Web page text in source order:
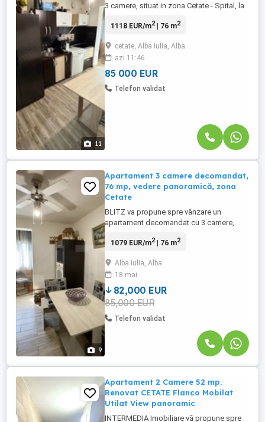
11
3 camere, situat in zona Cetate - Spital, la
Apartamentul are o suprafata utila de
compartimentare practica si luminoasa.
Compartimentare: Living spatios,
bucatarie, 2 dormitoare , hol, ...
1118 EUR/m2| 76 m2
cetate, Alba Iulia, Alba
azi 11:46
85 000 EUR
Telefon validat
9
Apartament 3 camere decomandat,
76 mp, vedere panoramică, zona
Cetate
BLITZ va propune spre vânzare un
apartament decomandat cu 3 camere,
ideal atât pentru locuit, cât și pentru
76 mp și este amplasată la etajul 9,
oferind o vedere panoramică deosebită
asupra orașului, lumină naturală ...
1079 EUR/m2| 76 m2
Alba Iulia, Alba
18 mai
82,000 EUR
85,000 EUR
Telefon validat
Apartament 2 Camere 52 mp.
Renovat CETATE Flanco Mobilat
Utilat View panoramic
INTERMEDIA Imobiliare vă propune spre